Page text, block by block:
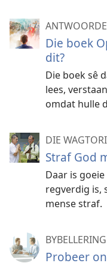
Die boek
dit?
Die boek sê
lees,
omdat hulle
DIE
Straf God
Daar is
regverdig is,
mense straf.
Probeer